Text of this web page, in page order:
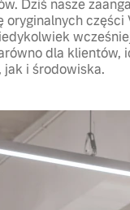
Dziś nasze
oryginalnych części
dla klientów,
jak i środowiska.